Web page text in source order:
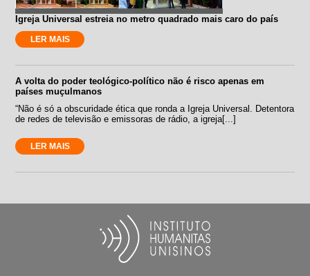
Igreja Universal estreia no metro quadrado mais caro do país
LER MAIS
A volta do poder teológico-político não é risco apenas em
países muçulmanos
“Não é só a obscuridade ética que ronda a Igreja Universal. Detentora
de redes de televisão e emissoras de rádio, a igreja[...]
LER MAIS